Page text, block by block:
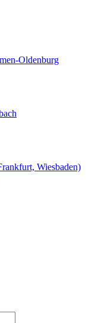
Oldenburg
Wiesbaden)